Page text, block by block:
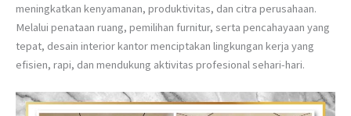
meningkatkan kenyamanan, produktivitas, dan citra perusahaan.
Melalui penataan ruang, pemilihan furnitur, serta pencahayaan yang
tepat, desain interior kantor menciptakan lingkungan kerja yang
efisien, rapi, dan mendukung aktivitas profesional sehari-hari.